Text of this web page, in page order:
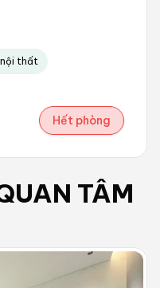
nội thất
Hết phòng
TÂM